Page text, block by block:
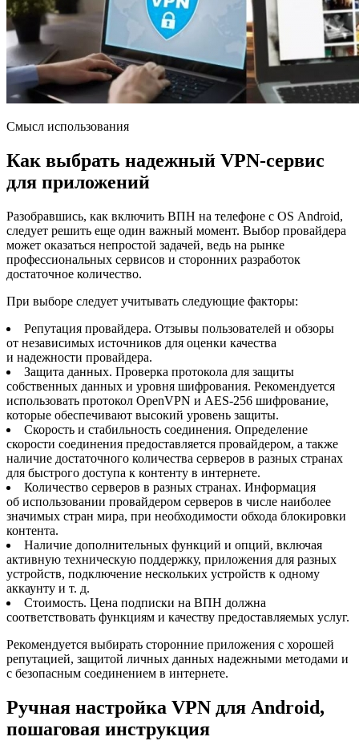
Смысл использования
Как выбрать надежный VPN-сервис
для приложений
Разобравшись, как включить ВПН на телефоне с OS Android,
следует решить еще один важный момент. Выбор провайдера
может оказаться непростой задачей, ведь на рынке
профессиональных сервисов и сторонних разработок
достаточное количество.
При выборе следует учитывать следующие факторы:
Репутация провайдера. Отзывы пользователей и обзоры
от независимых источников для оценки качества
и надежности провайдера.
Защита данных. Проверка протокола для защиты
собственных данных и уровня шифрования. Рекомендуется
использовать протокол OpenVPN и AES-256 шифрование,
которые обеспечивают высокий уровень защиты.
Скорость и стабильность соединения. Определение
скорости соединения предоставляется провайдером, а также
наличие достаточного количества серверов в разных странах
для быстрого доступа к контенту в интернете.
Количество серверов в разных странах. Информация
об использовании провайдером серверов в числе наиболее
значимых стран мира, при необходимости обхода блокировки
контента.
Наличие дополнительных функций и опций, включая
активную техническую поддержку, приложения для разных
устройств, подключение нескольких устройств к одному
аккаунту и т. д.
Стоимость. Цена подписки на ВПН должна
соответствовать функциям и качеству предоставляемых услуг.
Рекомендуется выбирать сторонние приложения с хорошей
репутацией, защитой личных данных надежными методами и
с безопасным соединением в интернете.
Ручная настройка VPN для Android,
пошаговая инструкция